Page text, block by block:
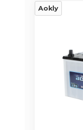
Aokly